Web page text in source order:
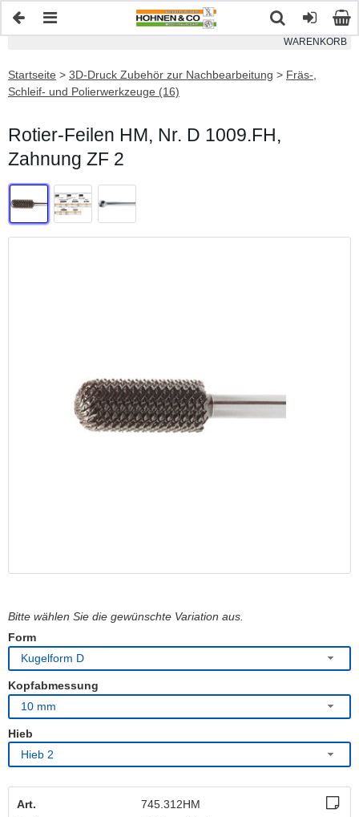
WARENKORB
Startseite > 3D-Druck Zubehör zur Nachbearbeitung > Fräs-,
Schleif- und Polierwerkzeuge (16)
Rotier-Feilen HM, Nr. D 1009.FH,
Zahnung ZF 2
Bitte wählen Sie die gewünschte Variation aus.
Form
Kugelform D
Kopfabmessung
10 mm
Hieb
Hieb 2
Art.
745.312HM